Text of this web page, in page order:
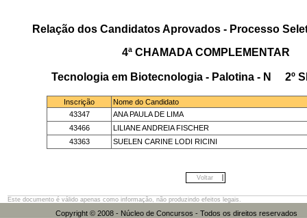
Relação dos Candidatos Aprovados - Processo
4ª CHAMADA COMPLEMENTAR
Tecnologia em Biotecnologia - Palotina - N 2º
Inscrição
Nome do Candidato
43347
ANA PAULA DE LIMA
43466
LILIANE ANDREIA FISCHER
43363
SUELEN CARINE LODI RICINI
Voltar
Este documento é válido apenas como informação, não produzindo efeitos legais.
Copyright © 2008 - Núcleo de Concursos - Todos os direitos